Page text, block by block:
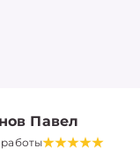
Павел